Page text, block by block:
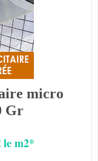
micro
Gr
le m2*